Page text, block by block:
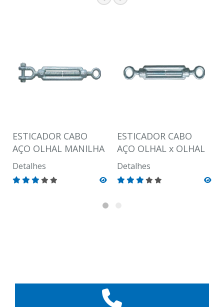
ESTICADOR CABO
AÇO OLHAL MANILHA
Detalhes
ESTICADOR CABO
AÇO OLHAL x OLHAL
Detalhes